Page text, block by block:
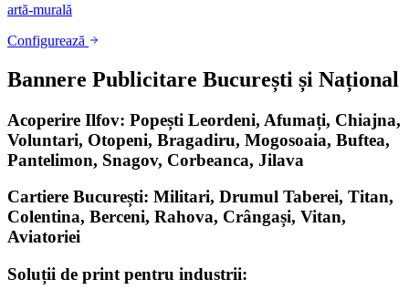
artă-murală
Configurează
Bannere Publicitare București și Național
Acoperire Ilfov: Popești Leordeni, Afumați, Chiajna,
Voluntari, Otopeni, Bragadiru, Mogosoaia, Buftea,
Pantelimon, Snagov, Corbeanca, Jilava
Cartiere București: Militari, Drumul Taberei, Titan,
Colentina, Berceni, Rahova, Crângași, Vitan,
Aviatoriei
Soluții de print pentru industrii: